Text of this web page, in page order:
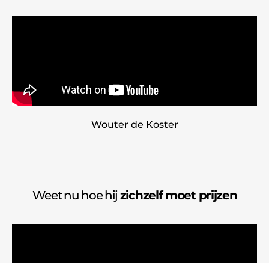
Wouter de Koster
Weet nu hoe hij zichzelf moet prijzen